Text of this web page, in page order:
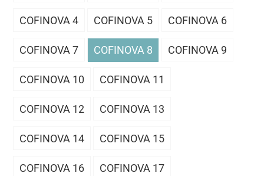
COFINOVA 4 COFINOVA 5 COFINOVA 6
COFINOVA 7 COFINOVA 8 COFINOVA 9
COFINOVA 10 COFINOVA 11
COFINOVA 12 COFINOVA 13
COFINOVA 14 COFINOVA 15
COFINOVA 16 COFINOVA 17